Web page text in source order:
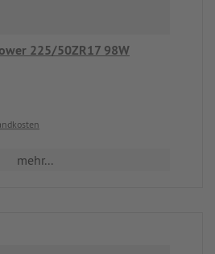
225/50ZR17 98W
mehr...